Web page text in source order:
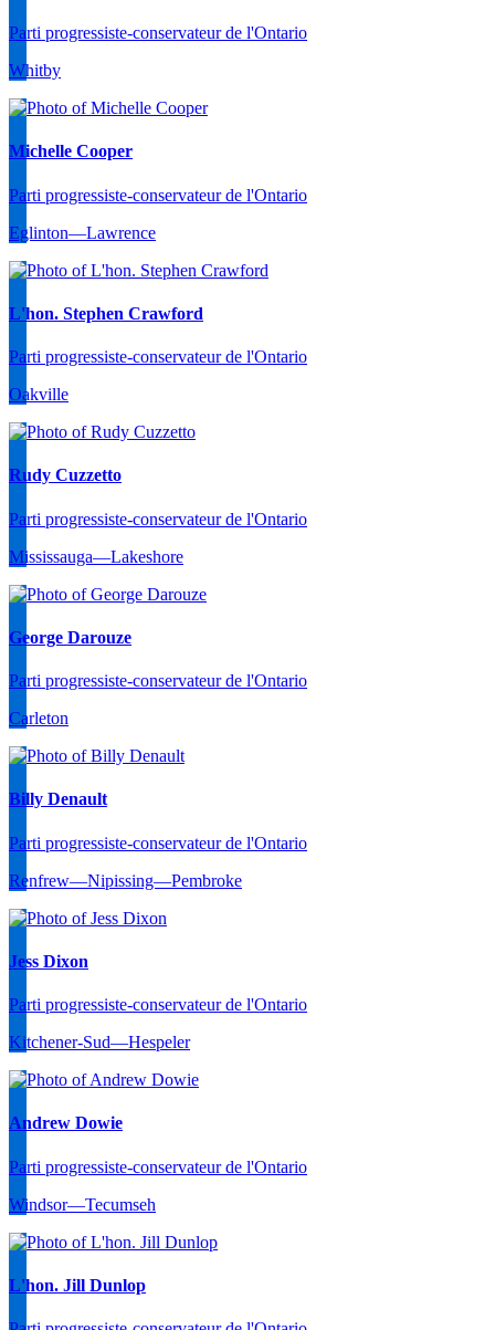
Parti progressiste-conservateur de l'Ontario
Whitby
Michelle Cooper
Parti progressiste-conservateur de l'Ontario
Eglinton—Lawrence
L'hon. Stephen Crawford
Parti progressiste-conservateur de l'Ontario
Oakville
Rudy Cuzzetto
Parti progressiste-conservateur de l'Ontario
Mississauga—Lakeshore
George Darouze
Parti progressiste-conservateur de l'Ontario
Carleton
Billy Denault
Parti progressiste-conservateur de l'Ontario
Renfrew—Nipissing—Pembroke
Jess Dixon
Parti progressiste-conservateur de l'Ontario
Kitchener-Sud—Hespeler
Andrew Dowie
Parti progressiste-conservateur de l'Ontario
Windsor—Tecumseh
L'hon. Jill Dunlop